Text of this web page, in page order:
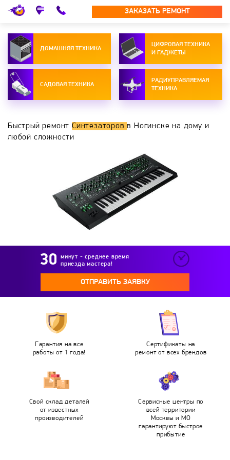
ЗАКАЗАТЬ РЕМОНТ
ДОМАШНЯЯ ТЕХНИКА
ЦИФРОВАЯ ТЕХНИКА
И ГАДЖЕТЫ
САДОВАЯ ТЕХНИКА
РАДИУПРАВЛЯЕМАЯ
ТЕХНИКА
Быстрый ремонтСинтезаторовв Ногинске на дому и
любой сложности
минут - среднее время
приезда мастера!
ОТПРАВИТЬ ЗАЯВКУ
Гарантия на все
работы от 1 года!
Сертификаты на
ремонт от всех брендов
Свой склад деталей
от известных
производителей
Сервисные центры по
всей территории
Москвы и МО
гарантируют быстрое
прибытие